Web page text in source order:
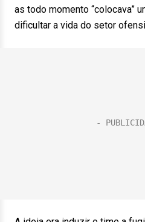
as todo momento “colocava”
dificultar a vida do setor